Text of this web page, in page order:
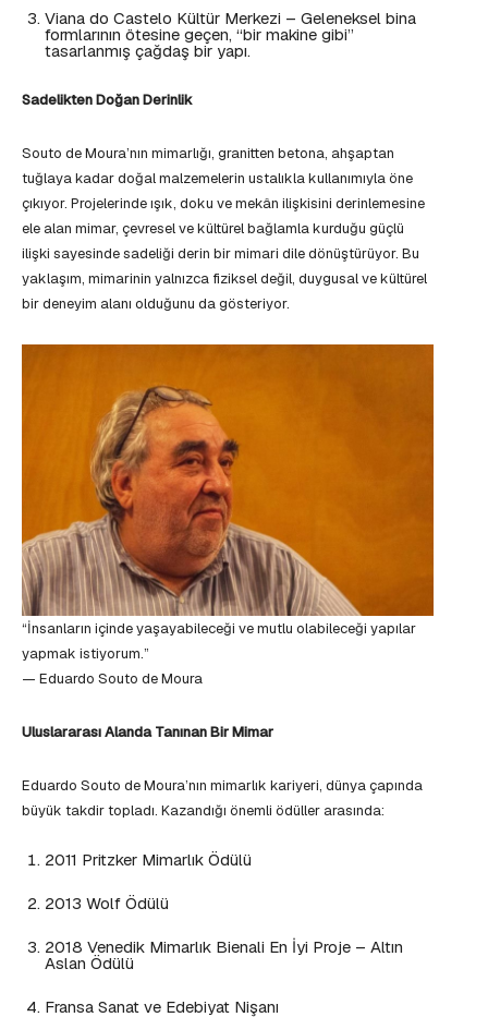
Viana do Castelo Kültür Merkezi – Geleneksel bina
formlarının ötesine geçen, “bir makine gibi”
tasarlanmış çağdaş bir yapı.
Sadelikten Doğan Derinlik
Souto de Moura’nın mimarlığı, granitten betona, ahşaptan
tuğlaya kadar doğal malzemelerin ustalıkla kullanımıyla öne
çıkıyor. Projelerinde ışık, doku ve mekân ilişkisini derinlemesine
ele alan mimar, çevresel ve kültürel bağlamla kurduğu güçlü
ilişki sayesinde sadeliği derin bir mimari dile dönüştürüyor. Bu
yaklaşım, mimarinin yalnızca fiziksel değil, duygusal ve kültürel
bir deneyim alanı olduğunu da gösteriyor.
“İnsanların içinde yaşayabileceği ve mutlu olabileceği yapılar
yapmak istiyorum.”
— Eduardo Souto de Moura
Uluslararası Alanda Tanınan Bir Mimar
Eduardo Souto de Moura’nın mimarlık kariyeri, dünya çapında
büyük takdir topladı. Kazandığı önemli ödüller arasında:
2011 Pritzker Mimarlık Ödülü
2013 Wolf Ödülü
2018 Venedik Mimarlık Bienali En İyi Proje – Altın
Aslan Ödülü
Fransa Sanat ve Edebiyat Nişanı